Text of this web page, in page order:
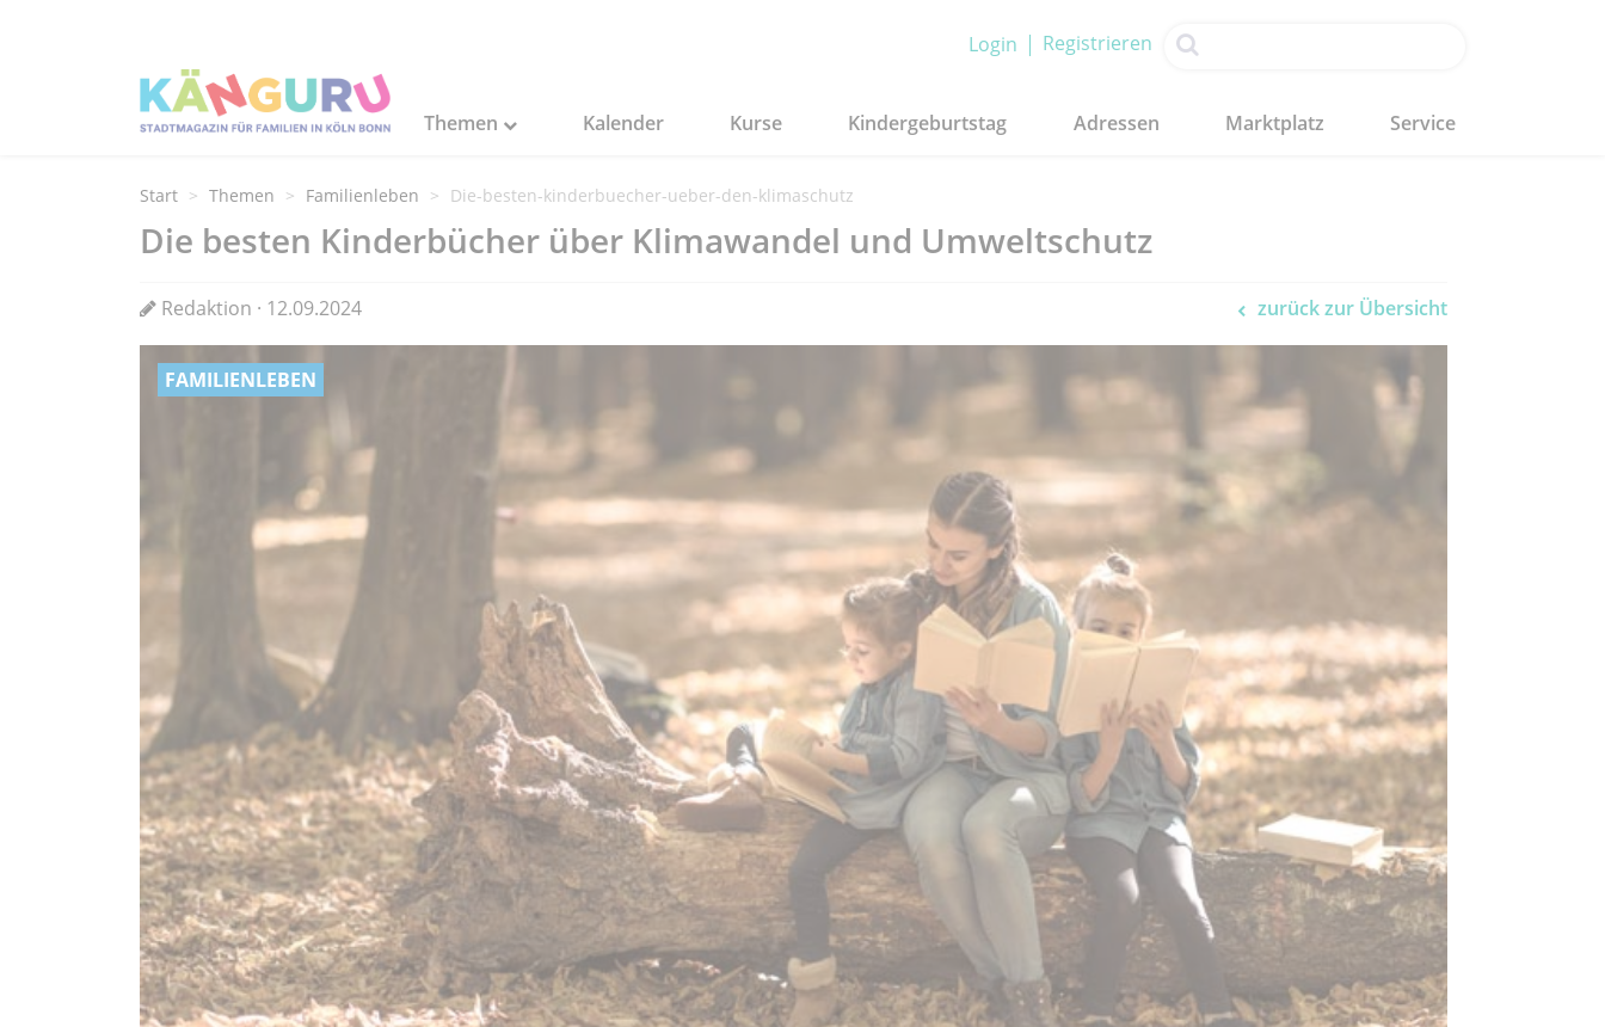
Login Registrieren
Themen Kalender Kurse Kindergeburtstag Adressen Marktplatz Service
Start Themen Familienleben Die-besten-kinderbuecher-ueber-den-klimaschutz
Die besten Kinderbücher über Klimawandel und Umweltschutz
Redaktion · 12.09.2024 zurück zur Übersicht
FAMILIENLEBEN